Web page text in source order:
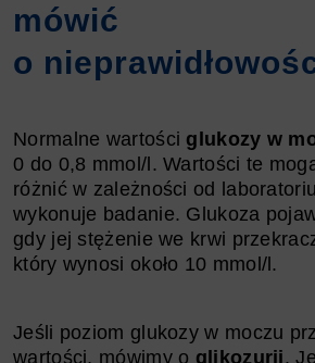
mówić
o
Normalne wartości glukozy w
0 do 0,8 mmol/l. Wartości te
różnić w zależności od
wykonuje badanie. Glukoza
gdy jej stężenie we krwi
który wynosi około 10 mmol/l.
Jeśli poziom glukozy w moczu
wartości, mówimy o glikozurii.